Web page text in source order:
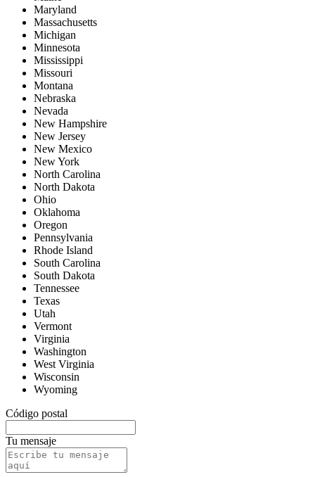
Maryland
Massachusetts
Michigan
Minnesota
Mississippi
Missouri
Montana
Nebraska
Nevada
New Hampshire
New Jersey
New Mexico
New York
North Carolina
North Dakota
Ohio
Oklahoma
Oregon
Pennsylvania
Rhode Island
South Carolina
South Dakota
Tennessee
Texas
Utah
Vermont
Virginia
Washington
West Virginia
Wisconsin
Wyoming
Código postal
Tu mensaje